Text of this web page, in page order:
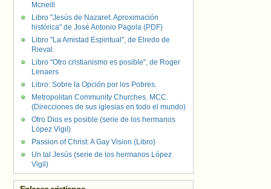
Mcneill
Libro "Jesús de Nazaret. Aproximación
histórica" de José Antonio Pagola (PDF)
Libro "La Amistad Espiritual", de Elredo de
Rieval.
Libro "Otro cristianismo es posible", de Roger
Lenaers
Libro: Sobre la Opción por los Pobres.
Metropolitan Community Churches. MCC.
(Direcciones de sus iglesias en todo el mundo)
Otro Dios es posible (serie de los hermanos
López Vigil)
Passion of Christ: A Gay Vision (Libro)
Un tal Jesús (serie de los hermanos López
Vigil)